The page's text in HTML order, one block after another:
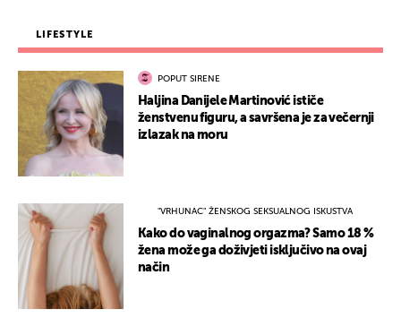
LIFESTYLE
POPUT SIRENE
Haljina Danijele Martinović ističe
ženstvenu figuru, a savršena je za večernji
izlazak na moru
"VRHUNAC" ŽENSKOG SEKSUALNOG ISKUSTVA
Kako do vaginalnog orgazma? Samo 18 %
žena može ga doživjeti isključivo na ovaj
način